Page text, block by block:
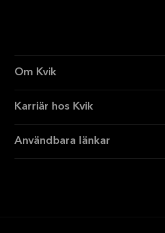
Om Kvik
Karriär hos Kvik
Användbara länkar